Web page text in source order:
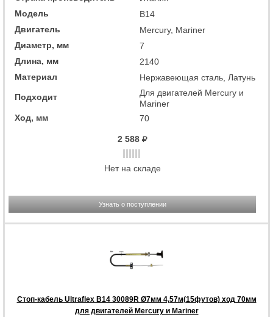
Модель
B14
Двигатель
Mercury, Mariner
Диаметр, мм
7
Длина, мм
2140
Материал
Нержавеющая сталь, Латунь
Подходит
Для двигателей Mercury и
Mariner
Ход, мм
70
2 588
Нет на складе
Узнать о поступлении
Стоп-кабель Ultraflex B14 30089R Ø7мм 4,57м(15футов) ход 70мм
для двигателей Mercury и Mariner